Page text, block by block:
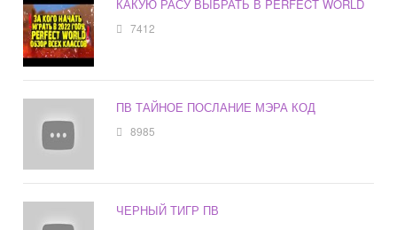
КАКУЮ РАСУ ВЫБРАТЬ В PERFECT WORLD
7412
ПВ ТАЙНОЕ ПОСЛАНИЕ МЭРА КОД
8985
ЧЕРНЫЙ ТИГР ПВ